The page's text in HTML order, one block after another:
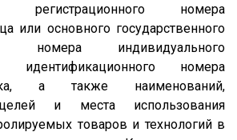
регистрационного номера
или основного государственного
номера индивидуального
идентификационного номера
а также наименований,
целей и места использования
товаров и технологий в